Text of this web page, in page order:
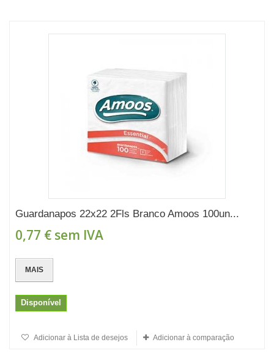
Guardanapos 22x22 2Fls Branco Amoos 100un...
0,77 € sem IVA
MAIS
Disponível
Adicionar à Lista de desejos Adicionar à comparação